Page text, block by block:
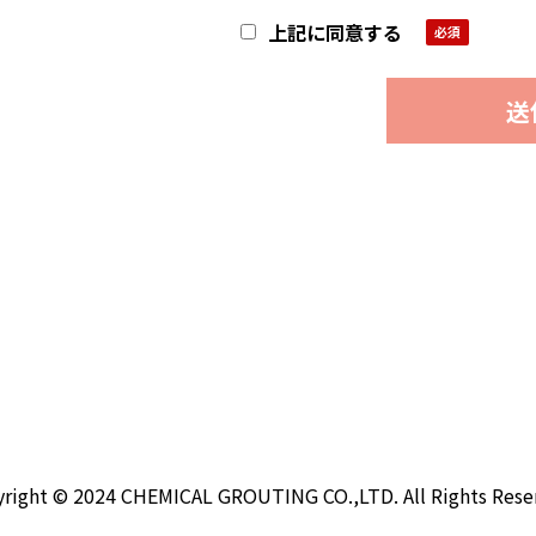
上記ご了承の上、お問合わせくだ
上記に同意する
© 2024 CHEMICAL GROUTING CO.,LTD. All Rights